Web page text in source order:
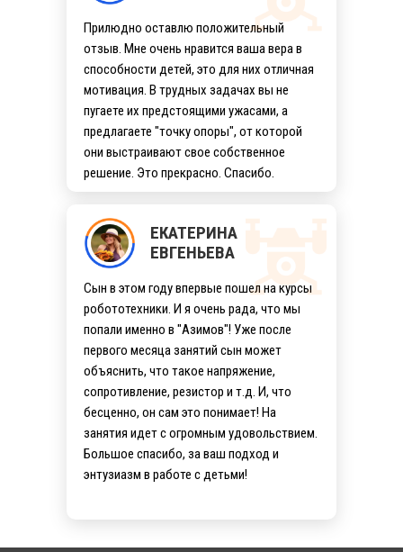
Сын в этом году впервые пошел на курсы
робототехники. И я очень рада, что мы
попали именно в "Азимов"! Уже после
первого месяца занятий сын может
объяснить, что такое напряжение,
сопротивление, резистор и т.д. И, что
бесценно, он сам это понимает! На
занятия идет с огромным удовольствием.
Большое спасибо, за ваш подход и
энтузиазм в работе с детьми!
ЕКАТЕРИНА
ЕВГЕНЬЕВА
Прилюдно оставлю положительный
отзыв. Мне очень нравится ваша вера в
способности детей, это для них отличная
мотивация. В трудных задачах вы не
пугаете их предстоящими ужасами, а
предлагаете "точку опоры", от которой
они выстраивают свое собственное
решение. Это прекрасно. Спасибо.